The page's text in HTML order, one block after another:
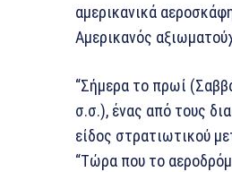
αμερικανικά
Αμερικανός
“Σήμερα το πρωί
σ.σ.), ένας από τους
είδος στρατιωτικού
“Τώρα που το